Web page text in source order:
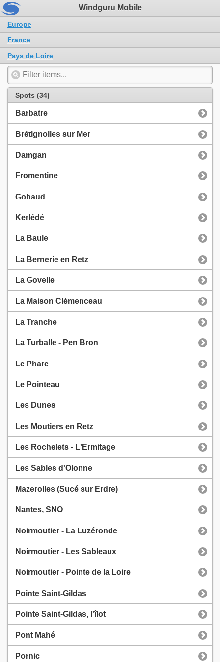
Windguru Mobile
Europe
France
Pays de Loire
Spots (34)
Barbatre
Brétignolles sur Mer
Damgan
Fromentine
Gohaud
Kerlédé
La Baule
La Bernerie en Retz
La Govelle
La Maison Clémenceau
La Tranche
La Turballe - Pen Bron
Le Phare
Le Pointeau
Les Dunes
Les Moutiers en Retz
Les Rochelets - L'Ermitage
Les Sables d'Olonne
Mazerolles (Sucé sur Erdre)
Nantes, SNO
Noirmoutier - La Luzéronde
Noirmoutier - Les Sableaux
Noirmoutier - Pointe de la Loire
Pointe Saint-Gildas
Pointe Saint-Gildas, l'îlot
Pont Mahé
Pornic